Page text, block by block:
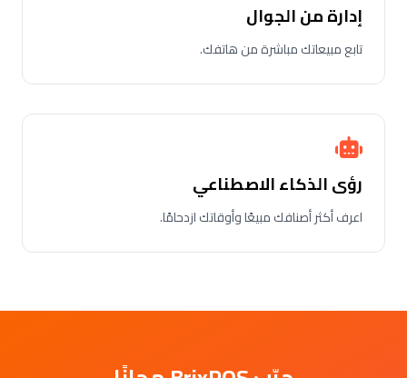
إدارة من الجوال
تابع مبيعاتك مباشرة من هاتفك.
رؤى الذكاء الاصطناعي
اعرف أكثر أصنافك مبيعًا وأوقاتك ازدحامًا.